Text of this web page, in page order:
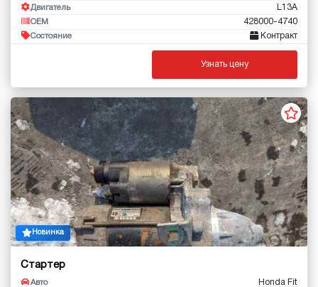
Двигатель L13A
OEM 428000-4740
Состояние Контракт
Узнать цену
Новинка
Стартер
Авто Honda Fit